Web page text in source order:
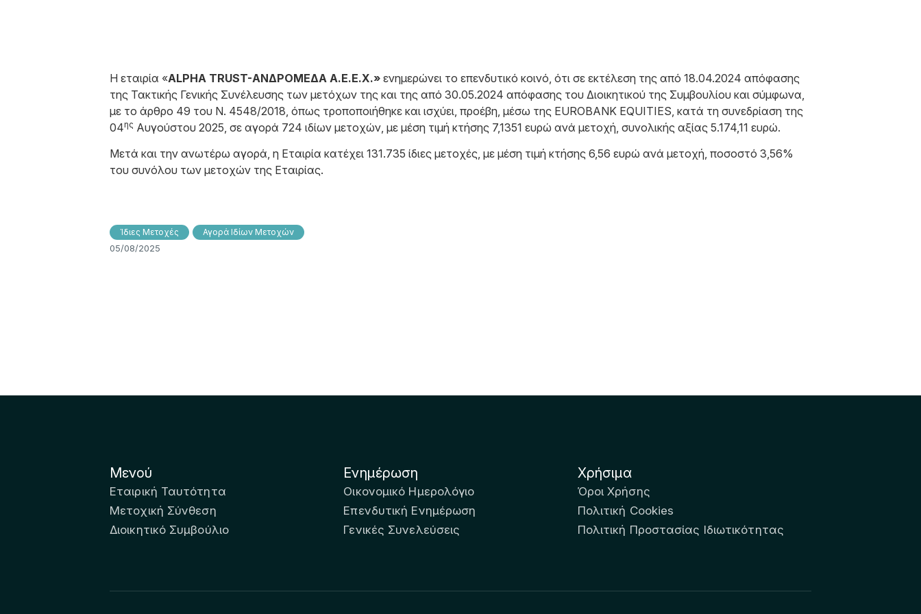
Η εταιρία «ALPHA TRUST-ΑΝΔΡΟΜΕΔΑ Α.Ε.Ε.Χ.» ενημερώνει το επενδυτικό κοινό, ότι σε εκτέλεση της από 18.04.2024 απόφασης
της Τακτικής Γενικής Συνέλευσης των μετόχων της και της από 30.05.2024 απόφασης του Διοικητικού της Συμβουλίου και σύμφωνα,
με το άρθρο 49 του N. 4548/2018, όπως τροποποιήθηκε και ισχύει, προέβη, μέσω της EUROBANK EQUITIES, κατά τη συνεδρίαση της
04ης Αυγούστου 2025, σε αγορά 724 ιδίων μετοχών, με μέση τιμή κτήσης 7,1351 ευρώ ανά μετοχή, συνολικής αξίας 5.174,11 ευρώ.
Μετά και την ανωτέρω αγορά, η Εταιρία κατέχει 131.735 ίδιες μετοχές, με μέση τιμή κτήσης 6,56 ευρώ ανά μετοχή, ποσοστό 3,56%
του συνόλου των μετοχών της Εταιρίας.
Ίδιες Μετοχές Αγορά Ιδίων Μετοχών
05/08/2025
Μενού
Εταιρική Ταυτότητα
Μετοχική Σύνθεση
Διοικητικό Συμβούλιο
Ενημέρωση
Οικονομικό Ημερολόγιο
Επενδυτική Ενημέρωση
Γενικές Συνελεύσεις
Χρήσιμα
Όροι Χρήσης
Πολιτική Cookies
Πολιτική Προστασίας Ιδιωτικότητας